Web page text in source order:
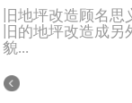
旧地坪改造顾名思
旧的地坪改造成另
貌...